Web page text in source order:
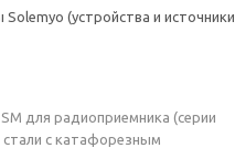
(устройства и источники
для радиоприемника (серии
стали с катафорезным